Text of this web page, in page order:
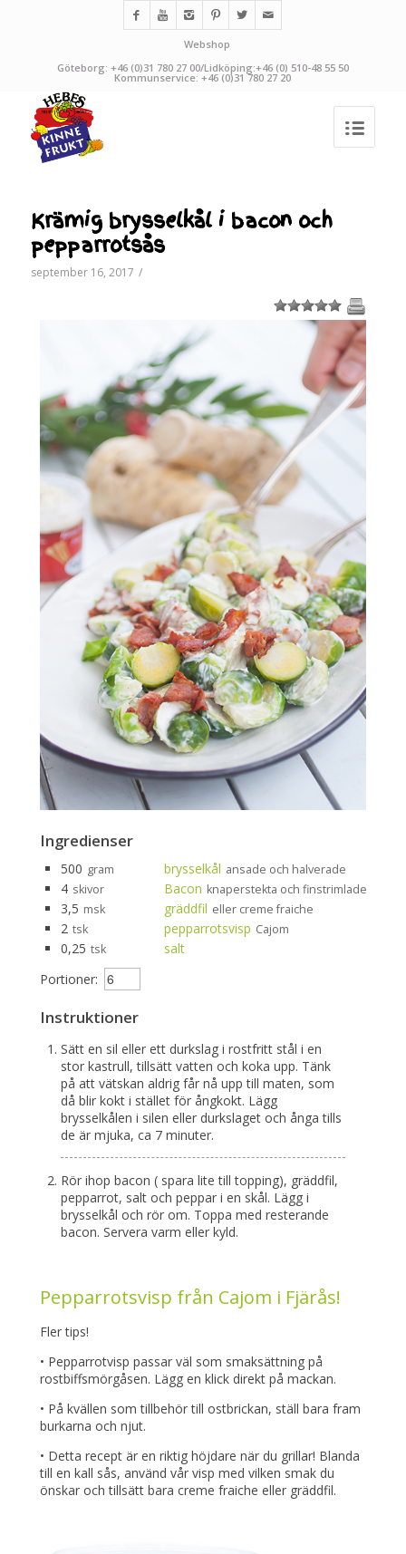
Webshop
Göteborg: +46 (0)31 780 27 00/Lidköping:+46 (0) 510-48 55 50
Kommunservice: +46 (0)31 780 27 20
Krämig brysselkål i bacon och
pepparrotsås
september 16, 2017 /
1 2 3 4 5
Ingredienser
500 gram brysselkål ansade och halverade
4 skivor Bacon knaperstekta och finstrimlade
3,5 msk gräddfil eller creme fraiche
2 tsk pepparrotsvisp Cajom
0,25 tsk
salt
Portioner:
Instruktioner
Sätt en sil eller ett durkslag i rostfritt stål i en
stor kastrull, tillsätt vatten och koka upp. Tänk
på att vätskan aldrig får nå upp till maten, som
då blir kokt i stället för ångkokt. Lägg
brysselkålen i silen eller durkslaget och ånga tills
de är mjuka, ca 7 minuter.
Rör ihop bacon ( spara lite till topping), gräddfil,
pepparrot, salt och peppar i en skål. Lägg i
brysselkål och rör om. Toppa med resterande
bacon. Servera varm eller kyld.
Pepparrotsvisp från Cajom i Fjärås!
Fler tips!
• Pepparrotvisp passar väl som smaksättning på
rostbiffsmörgåsen. Lägg en klick direkt på mackan.
• På kvällen som tillbehör till ostbrickan, ställ bara fram
burkarna och njut.
• Detta recept är en riktig höjdare när du grillar! Blanda
till en kall sås, använd vår visp med vilken smak du
önskar och tillsätt bara creme fraiche eller gräddfil.